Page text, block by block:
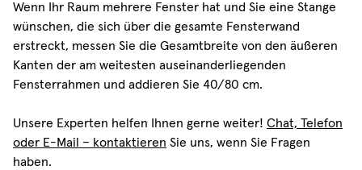
Wenn Ihr Raum mehrere Fenster hat und Sie eine Stange
wünschen, die sich über die gesamte Fensterwand
erstreckt, messen Sie die Gesamtbreite von den äußeren
Kanten der am weitesten auseinanderliegenden
Fensterrahmen und addieren Sie 40/80 cm.
Unsere Experten helfen Ihnen gerne weiter! Chat, Telefon
oder E-Mail – kontaktieren Sie uns, wenn Sie Fragen
haben.